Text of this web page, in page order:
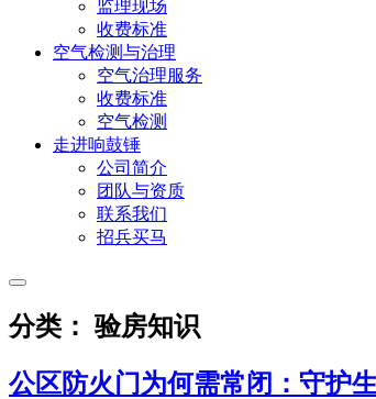
监理现场
收费标准
空气检测与治理
空气治理服务
收费标准
空气检测
走进响鼓锤
公司简介
团队与资质
联系我们
招兵买马
分类： 验房知识
公区防火门为何需常闭：守护